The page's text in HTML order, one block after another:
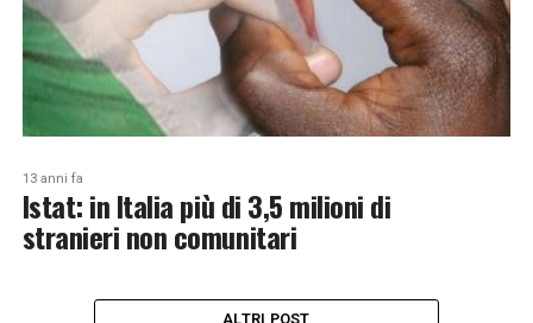
13 anni fa
Istat: in Italia più di 3,5 milioni di
stranieri non comunitari
ALTRI POST